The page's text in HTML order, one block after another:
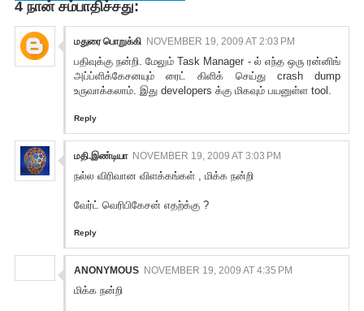
FACEBOOK
4 நான் சம்பாதிச்சது:
மதுரை பொறுக்கி NOVEMBER 19, 2009 AT 2:03 PM
பதிவுக்கு நன்றி. மேலும் Task Manager - ல் எந்த ஒரு ரன்னிங்
அப்ப்ளிக்கேசனயும் ரைட் கிளிக் செய்து crash dump
உருவாக்கலாம். இது developers க்கு மிகவும் பயனுள்ள tool.
Reply
மதி.இண்டியா NOVEMBER 19, 2009 AT 3:03 PM
நல்ல விரிவான விளக்கங்கள் , மிக்க நன்றி
வேர்ட் வெரிபிகேசன் எதற்க்கு ?
Reply
ANONYMOUS NOVEMBER 19, 2009 AT 4:35 PM
மிக்க நன்றி